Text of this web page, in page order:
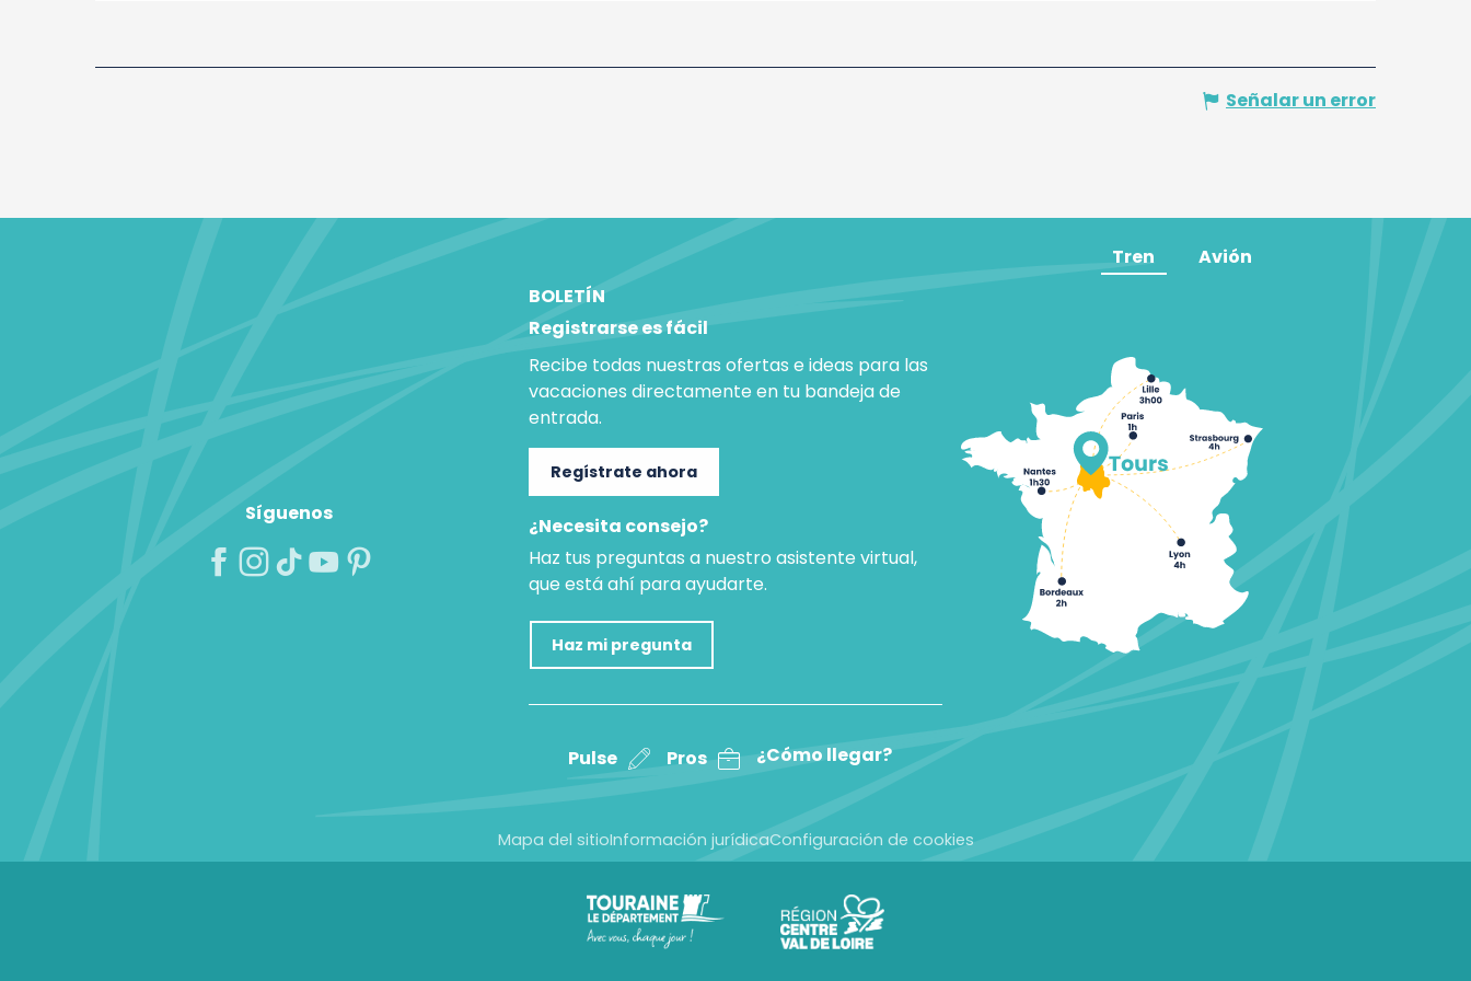
Señalar un error
Síguenos
BOLETÍN
Registrarse es fácil
Recibe todas nuestras ofertas e ideas para las
vacaciones directamente en tu bandeja de
entrada.
Regístrate ahora
¿Necesita consejo?
Haz tus preguntas a nuestro asistente virtual,
que está ahí para ayudarte.
Haz mi pregunta
Pulse Pros ¿Cómo llegar?
Tren Avión
Mapa del sitioInformación jurídicaConfiguración de cookies